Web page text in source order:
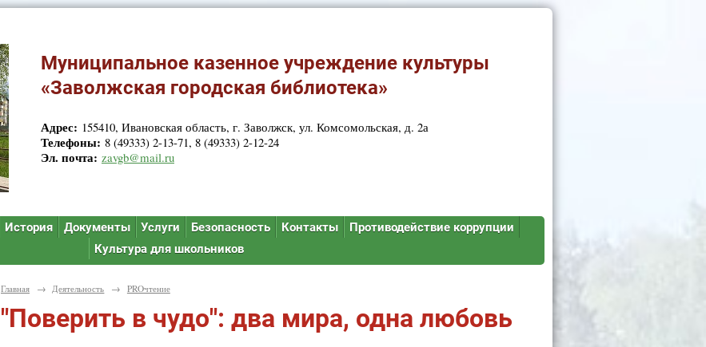
Муниципальное казенное учреждение культуры
«Заволжская городская библиотека»
Адрес: 155410, Ивановская область, г. Заволжск, ул. Комсомольская, д. 2а
Телефоны: 8 (49333) 2-13-71, 8 (49333) 2-12-24
Эл. почта: zavgb@mail.ru
История Документы Услуги Безопасность Контакты
Противодействие коррупции
Культура для школьников
Главная → Деятельность → PROчтение
"Поверить в чудо": два мира, одна любовь